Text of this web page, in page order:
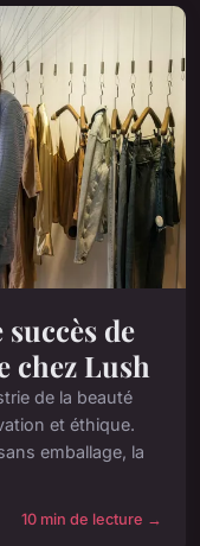
succès de
chez Lush
de la beauté
et éthique.
emballage, la
10 min de lecture →